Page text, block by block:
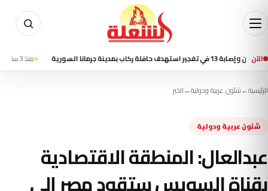
الآن
بمدينة جرمانا السورية منذ 3 ساعة تسنيم:
الرئيسية←شئون عربية ودولية←الخبر
شئون عربية ودولية
عبدالعال: المنطقة الاقتصادية
بقناة السويس ستقود مصر إلى